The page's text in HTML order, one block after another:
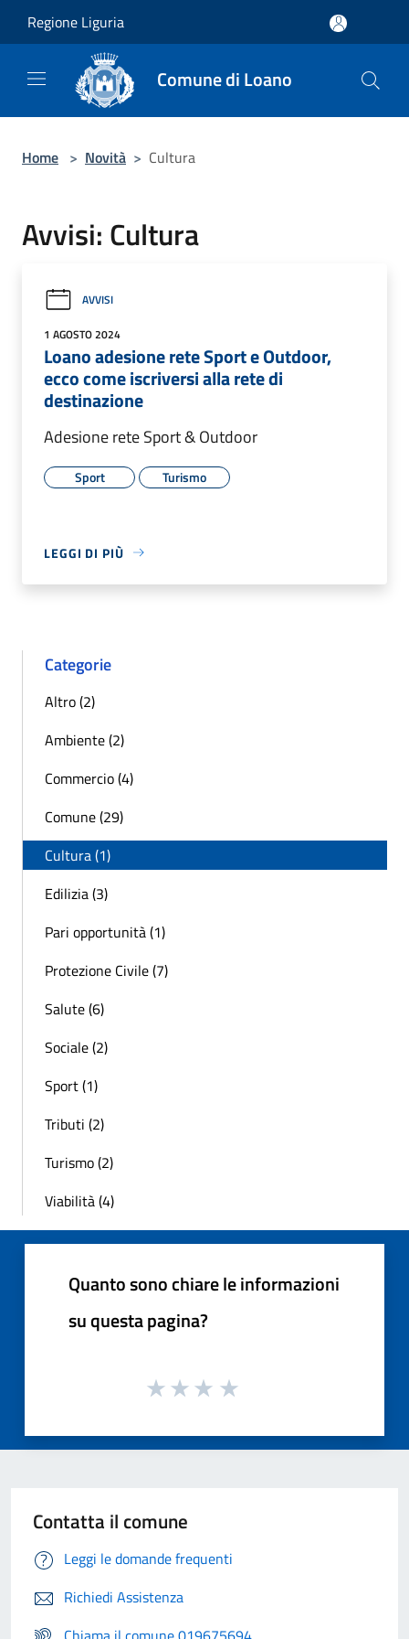
Regione Liguria
Comune di Loano
Home > Novità > Cultura
Avvisi: Cultura
AVVISI
1 AGOSTO 2024
Loano adesione rete Sport e Outdoor,
ecco come iscriversi alla rete di
destinazione
Adesione rete Sport & Outdoor
Sport Turismo
LEGGI DI PIÙ
Categorie
Altro (2)
Ambiente (2)
Commercio (4)
Comune (29)
Cultura (1)
Edilizia (3)
Pari opportunità (1)
Protezione Civile (7)
Salute (6)
Sociale (2)
Sport (1)
Tributi (2)
Turismo (2)
Viabilità (4)
Quanto sono chiare le informazioni
su questa pagina?
Contatta il comune
Leggi le domande frequenti
Richiedi Assistenza